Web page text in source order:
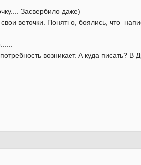
Засвербило даже)
веточки. Понятно, боялись, что
возникает. А куда писать? В